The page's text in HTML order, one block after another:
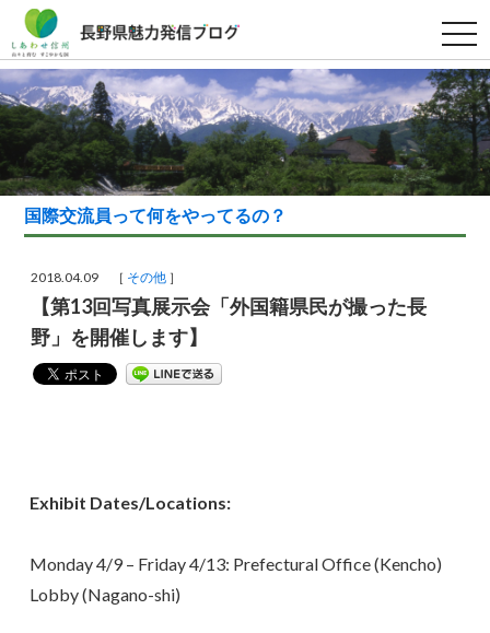
t
o
g
g
l
e
n
a
v
g
i
国際交流員って何をやってるの？
2018.04.09 ［ その他 ］
【第13回写真展示会「外国籍県民が撮った長
野」を開催します】
Exhibit Dates/Locations:
Monday 4/9 – Friday 4/13: Prefectural Office (Kencho)
Lobby (Nagano-shi)